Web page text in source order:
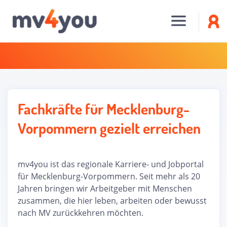
Fachkräfte für Mecklenburg-
Vorpommern gezielt erreichen
mv4you ist das regionale Karriere- und Jobportal
für Mecklenburg-Vorpommern. Seit mehr als 20
Jahren bringen wir Arbeitgeber mit Menschen
zusammen, die hier leben, arbeiten oder bewusst
nach MV zurückkehren möchten.